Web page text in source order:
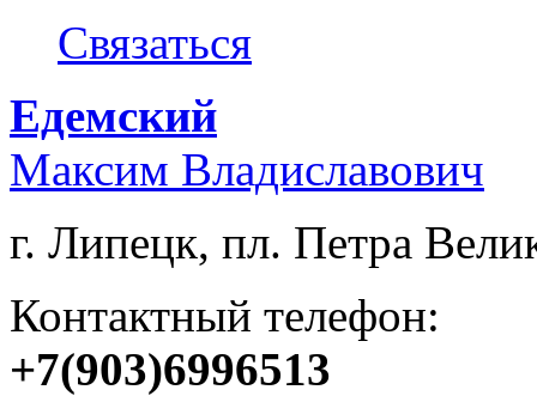
Связаться
Едемский
Максим Владиславович
г. Липецк, пл. Петра
Контактный телефон:
+7(903)6996513